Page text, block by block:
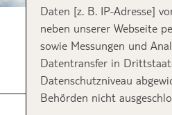
Daten [z. B. IP-Adresse]
neben unserer Webseite
sowie Messungen und
Datentransfer in
Datenschutzniveau
Behörden nicht